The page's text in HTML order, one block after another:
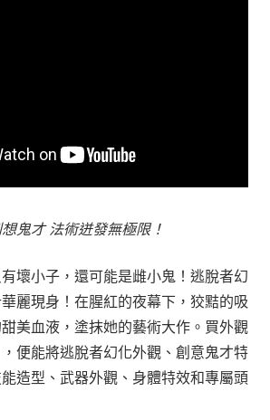
鬼才 法術迸發無極限！
壞小子，還可能是雌小鬼！逃脫者幻
麗現身！在腥紅的夜幕下，狡黠的吸
美血液，塗抹她的藝術大作。買外觀
便能將逃脫者幻化外觀、創意鬼才特
造型、武器外觀、身體特效和專屬頭